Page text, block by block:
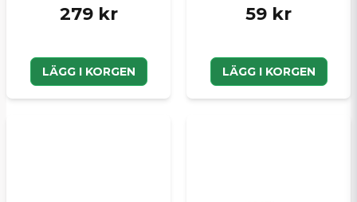
279 kr
LÄGG I KORGEN
59 kr
LÄGG I KORGEN